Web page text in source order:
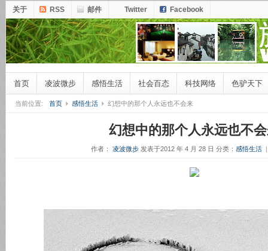
关于 RSS 邮件 Twitter Facebook
首页 凌波微步 感悟生活 社会百态 科技网络 色驴天下
当前位置: 首页 感悟生活 幻想中的那个人永远也不会来
幻想中的那个人永远也不
作者： 凌波微步 发表于2012 年 4 月 28 日 分类： 感悟生活 |